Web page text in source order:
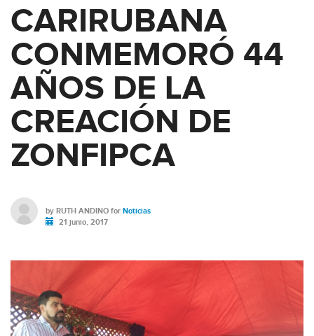
CARIRUBANA
CONMEMORÓ 44
AÑOS DE LA
CREACIÓN DE
ZONFIPCA
by RUTH ANDINO for Noticias
21 junio, 2017